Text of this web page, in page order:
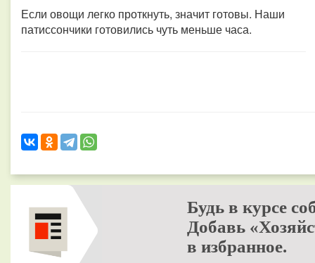
Если овощи легко проткнуть, значит готовы. Наши
патиссончики готовились чуть меньше часа.
Будь в курсе
Добавь
в избранное.